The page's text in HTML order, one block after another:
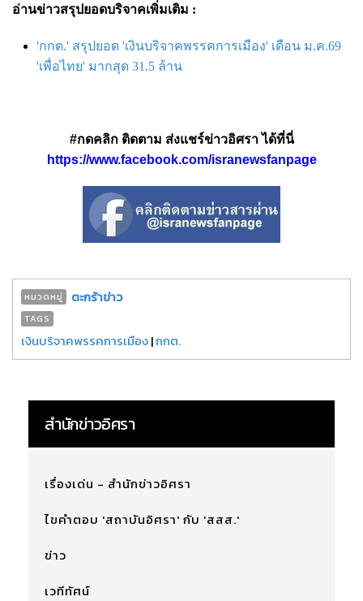
อ่านข่าวสรุปยอดบริจาคเพิ่มเติม :
'กกต.' สรุปยอด 'เงินบริจาคพรรคการเมือง' เดือน ม.ค.69
'เพื่อไทย' มากสุด 31.5 ล้าน
#กดคลิก ติดตาม ส่งแชร์ข่าวอิศรา ได้ที่นี่
https://www.facebook.com/isranewsfanpage
หมวดหมู่ ตะกร้าข่าว
TAGS
เงินบริจาคพรรคการเมือง|กกต.
สำนักข่าวอิศรา
เรื่องเด่น - สำนักข่าวอิศรา
ไขคำตอบ 'สถาบันอิศรา' กับ 'สสส.'
ข่าว
เวทีทัศน์